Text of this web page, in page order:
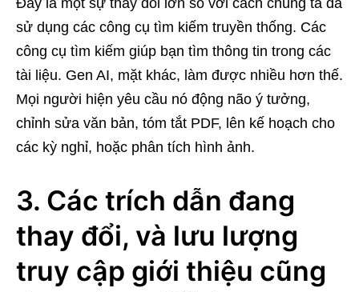
Đây là một sự thay đổi lớn so với cách chúng ta đã
sử dụng các công cụ tìm kiếm truyền thống. Các
công cụ tìm kiếm giúp bạn tìm thông tin trong các
tài liệu. Gen AI, mặt khác, làm được nhiều hơn thế.
Mọi người hiện yêu cầu nó động não ý tưởng,
chỉnh sửa văn bản, tóm tắt PDF, lên kế hoạch cho
các kỳ nghỉ, hoặc phân tích hình ảnh.
3. Các trích dẫn đang
thay đổi, và lưu lượng
truy cập giới thiệu cũng